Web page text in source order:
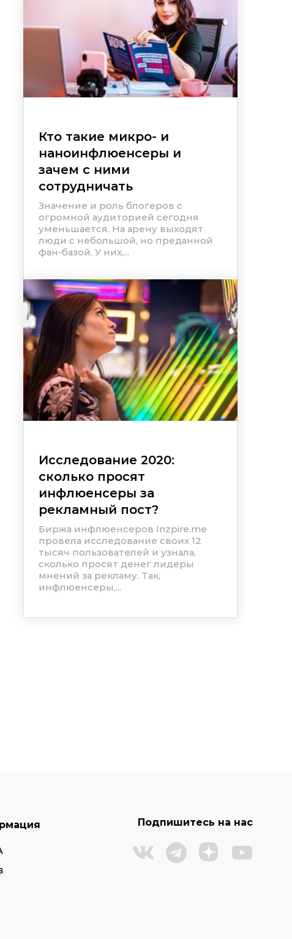
Кто такие микро- и
наноинфлюенсеры и
зачем с ними
сотрудничать
Значение и роль блогеров с
огромной аудиторией сегодня
уменьшается. На арену выходят
люди с небольшой, но преданной
фан-базой. У них,...
Исследование 2020:
сколько просят
инфлюенсеры за
рекламный пост?
Биржа инфлюенсеров Inzpire.me
провела исследование своих 12
тысяч пользователей и узнала,
сколько просят денег лидеры
мнений за рекламу. Так,
инфлюенсеры,...
Подпишитесь на нас